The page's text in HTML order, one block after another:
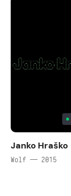
Janko Hraško
Wolf — 2015